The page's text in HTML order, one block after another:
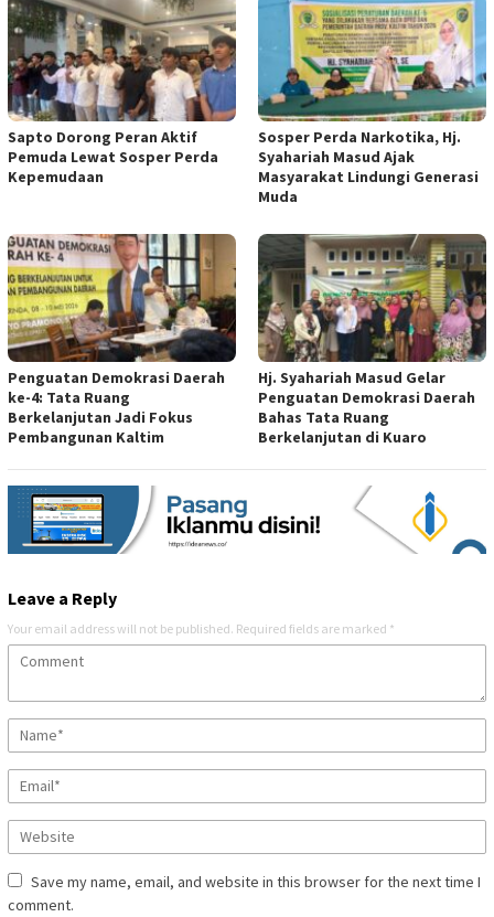
Sapto Dorong Peran Aktif
Pemuda Lewat Sosper Perda
Kepemudaan
Sosper Perda Narkotika, Hj.
Syahariah Masud Ajak
Masyarakat Lindungi Generasi
Muda
Penguatan Demokrasi Daerah
ke-4: Tata Ruang
Berkelanjutan Jadi Fokus
Pembangunan Kaltim
Hj. Syahariah Masud Gelar
Penguatan Demokrasi Daerah
Bahas Tata Ruang
Berkelanjutan di Kuaro
Leave a Reply
Your email address will not be published. Required fields are marked *
Save my name, email, and website in this browser for the next time I
comment.